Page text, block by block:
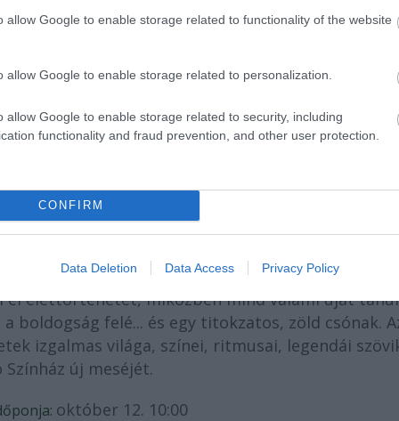
allow Google to enable storage related to functionality of the website
allow Google to enable storage related to personalization.
allow Google to enable storage related to security, including
functionality and fraud prevention, and other user protection.
CONFIRM
Data Deletion Data Access Privacy Policy
Mogyoró Kornél
Látvány
Gábor
Kornél
Apró Színház társulata
szóló előadás Írország hangulatát,
el élettörténetét, miközben mind valami újat
boldogság felé... és egy titokzatos, zöld csónak.
izgalmas világa, színei, ritmusai, legendái
Színház új meséjét.
október 12. 10:00